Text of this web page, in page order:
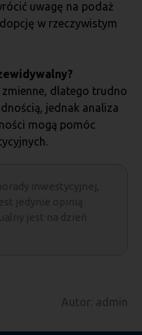
uwagę na podaż
w rzeczywistym
dlatego trudno
jednak analiza
mogą pomóc
inwestycyjnej,
jedynie opinią
jest na dzień
Autor: admin